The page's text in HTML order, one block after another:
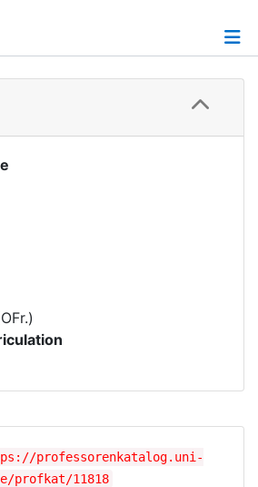
Details
professorenkatalog.uni-
profkat/11818